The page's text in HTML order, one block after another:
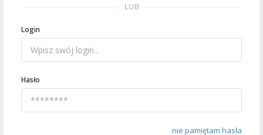
LUB
Login
Hasło
nie pamiętam hasła